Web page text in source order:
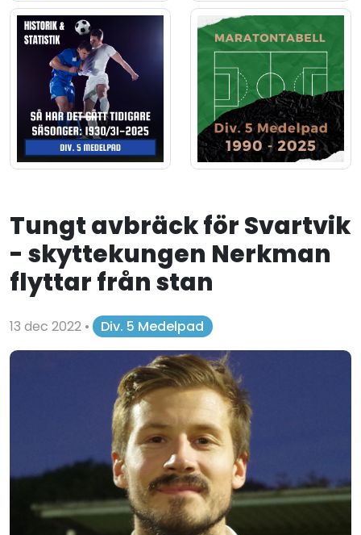
Tungt avbräck för Svartvik
- skyttekungen Nerkman
flyttar från stan
13 dec 2022 • Div. 5 Medelpad